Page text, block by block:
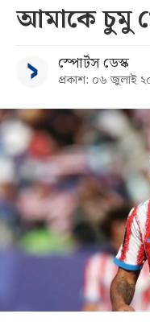
সব
বিভাগ
আর্কাইভ
কনভার্টার
আমাকে চুমু
স্পোর্টস ডেস্ক
প্রকাশ: ০৬ জুলাই